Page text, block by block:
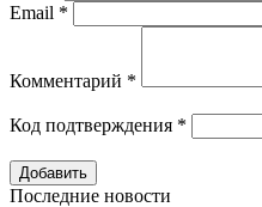
Email *
Комментарий *
Код подтверждения *
Последние новости